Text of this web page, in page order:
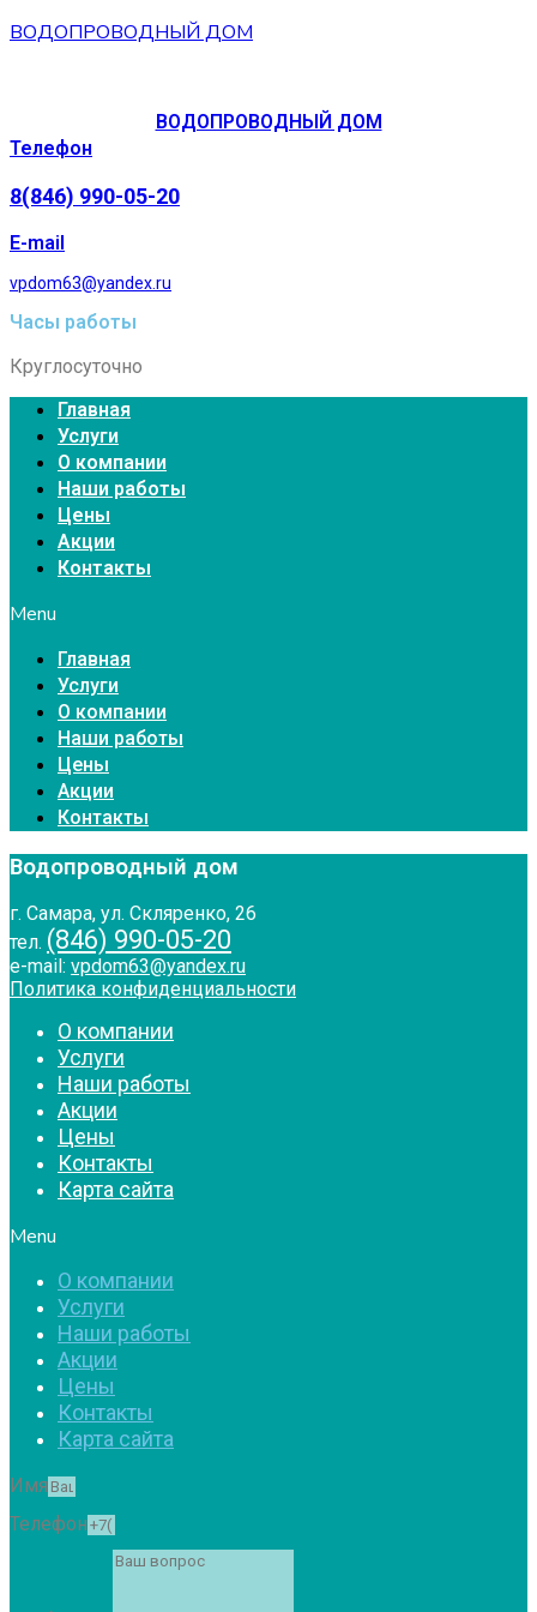
ВОДОПРОВОДНЫЙ ДОМ
ВОДОПРОВОДНЫЙ ДОМ
Телефон
8(846) 990-05-20
E-mail
vpdom63@yandex.ru
Часы работы
Круглосуточно
Главная
Услуги
О компании
Наши работы
Цены
Акции
Контакты
Menu
Главная
Услуги
О компании
Наши работы
Цены
Акции
Контакты
Водопроводный дом
г. Самара, ул. Скляренко, 26
тел. (846) 990-05-20
e-mail: vpdom63@yandex.ru
Политика конфиденциальности
О компании
Услуги
Наши работы
Акции
Цены
Контакты
Карта сайта
Menu
О компании
Услуги
Наши работы
Акции
Цены
Контакты
Карта сайта
Имя
Телефон